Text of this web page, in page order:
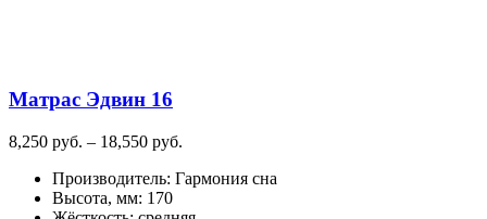
странице
Матрас Эдвин 16
8,250 руб. – 18,550 руб.
8,250
Производитель: Гармония сна
Высота, мм: 170